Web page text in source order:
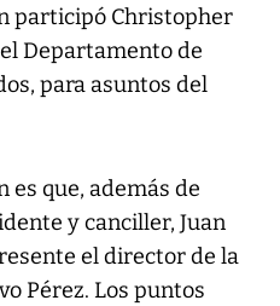
participó Christopher
Departamento de
para asuntos del
es que, además de
y canciller, Juan
el director de la
Pérez. Los puntos